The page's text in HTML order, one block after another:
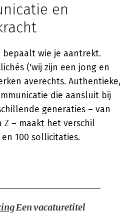
en
bepaalt wie je aantrekt.
('wij zijn een jong en
averechts. Authentieke,
die aansluit bij
generaties – van
Z – maakt het verschil
100 sollicitaties.
Een vacaturetitel